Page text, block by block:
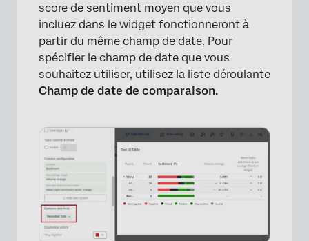
score de sentiment moyen que vous
incluez dans le widget fonctionneront à
partir du même champ de date. Pour
spécifier le champ de date que vous
souhaitez utiliser, utilisez la liste déroulante
Champ de date de comparaison.